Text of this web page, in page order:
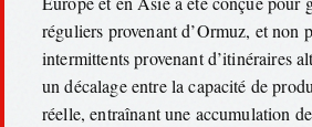
réguliers provenant d’Ormuz, et non
intermittents provenant d’itinéraires
un décalage entre la capacité de
réelle, entraînant une accumulation